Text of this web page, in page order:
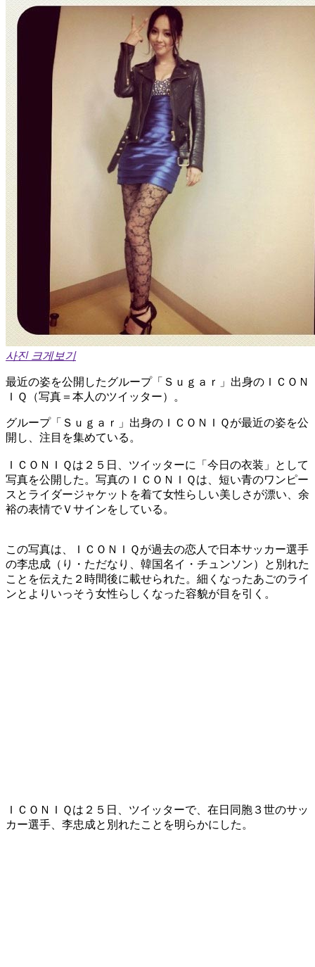
사진 크게보기
最近の姿を公開したグループ「Ｓｕｇａｒ」出身のＩＣＯＮ
ＩＱ（写真＝本人のツイッター）。
グループ「Ｓｕｇａｒ」出身のＩＣＯＮＩＱが最近の姿を公
開し、注目を集めている。
ＩＣＯＮＩＱは２５日、ツイッターに「今日の衣装」として
写真を公開した。写真のＩＣＯＮＩＱは、短い青のワンピー
スとライダージャケットを着て女性らしい美しさが漂い、余
裕の表情でＶサインをしている。
この写真は、ＩＣＯＮＩＱが過去の恋人で日本サッカー選手
の李忠成（り・ただなり、韓国名イ・チュンソン）と別れた
ことを伝えた２時間後に載せられた。細くなったあごのライ
ンとよりいっそう女性らしくなった容貌が目を引く。
ＩＣＯＮＩＱは２５日、ツイッターで、在日同胞３世のサッ
カー選手、李忠成と別れたことを明らかにした。